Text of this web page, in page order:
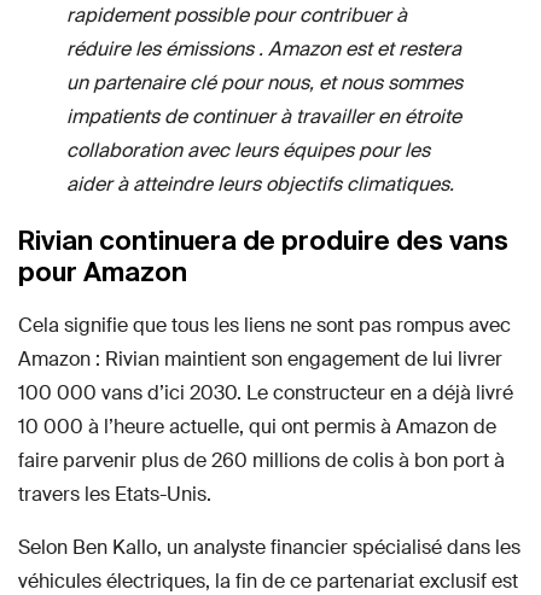
rapidement possible pour contribuer à
réduire les émissions . Amazon est et restera
un partenaire clé pour nous, et nous sommes
impatients de continuer à travailler en étroite
collaboration avec leurs équipes pour les
aider à atteindre leurs objectifs climatiques.
Rivian continuera de produire des vans
pour Amazon
Cela signifie que tous les liens ne sont pas rompus avec
Amazon : Rivian maintient son engagement de lui livrer
100 000 vans d’ici 2030. Le constructeur en a déjà livré
10 000 à l’heure actuelle, qui ont permis à Amazon de
faire parvenir plus de 260 millions de colis à bon port à
travers les Etats-Unis.
Selon Ben Kallo, un analyste financier spécialisé dans les
véhicules électriques, la fin de ce partenariat exclusif est